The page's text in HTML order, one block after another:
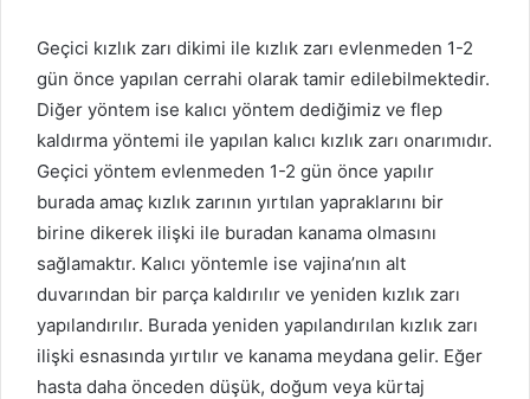
Geçici kızlık zarı dikimi ile kızlık zarı evlenmeden 1-2
gün önce yapılan cerrahi olarak tamir edilebilmektedir.
Diğer yöntem ise kalıcı yöntem dediğimiz ve flep
kaldırma yöntemi ile yapılan kalıcı kızlık zarı onarımıdır.
Geçici yöntem evlenmeden 1-2 gün önce yapılır
burada amaç kızlık zarının yırtılan yapraklarını bir
birine dikerek ilişki ile buradan kanama olmasını
sağlamaktır. Kalıcı yöntemle ise vajina’nın alt
duvarından bir parça kaldırılır ve yeniden kızlık zarı
yapılandırılır. Burada yeniden yapılandırılan kızlık zarı
ilişki esnasında yırtılır ve kanama meydana gelir. Eğer
hasta daha önceden düşük, doğum veya kürtaj